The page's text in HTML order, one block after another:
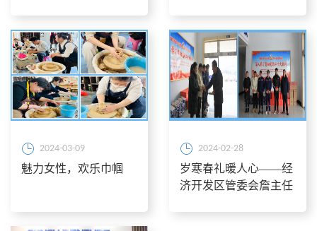
2024-03-09
魅力女性，欢乐巾帼
2024-02-28
岁寒春礼暖人心——经
济开发区管委会詹主任